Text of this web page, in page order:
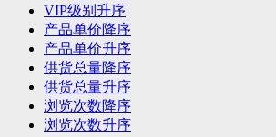
VIP级别升序
产品单价降序
产品单价升序
供货总量降序
供货总量升序
浏览次数降序
浏览次数升序